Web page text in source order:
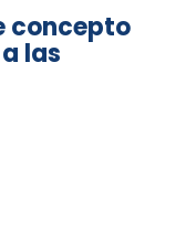
concepto
las